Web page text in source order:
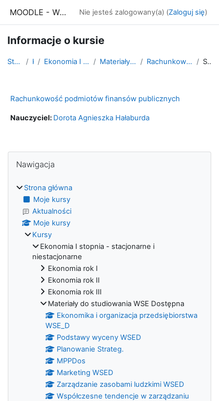
MOODLE - WSE Białystok Nie jesteś zalogowany(a) (Zaloguj się)
Informacje o kursie
Strona główna Kursy Ekonomia I stopnia - stacjonarne i niestacjonarne Materiały do studiowania WSE Dostępna Rachunkowość podmiotów finansów publicznych Streszczenie
Rachunkowość podmiotów finansów publicznych
Nauczyciel: Dorota Agnieszka Hałaburda
Bloki
Nawigacja
Strona główna
Moje kursy
Aktualności
Moje kursy
Kursy
Ekonomia I stopnia - stacjonarne i
niestacjonarne
Ekonomia rok I
Ekonomia rok II
Ekonomia rok III
Materiały do studiowania WSE Dostępna
Ekonomika i organizacja przedsiębiorstwa
WSE_D
Podstawy wyceny WSED
Planowanie Strateg.
MPPDos
Marketing WSED
Zarządzanie zasobami ludzkimi WSED
Współczesne tendencje w zarządzaniu